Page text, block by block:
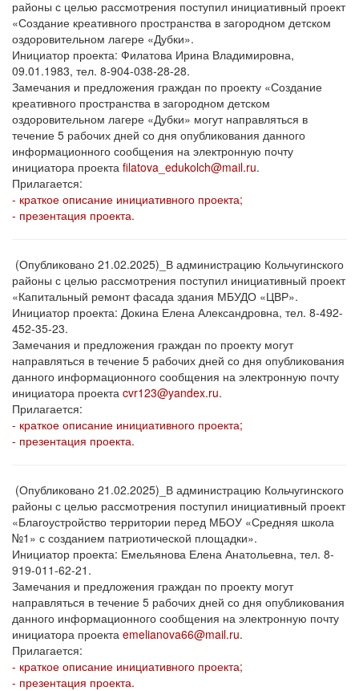
районы с целью рассмотрения поступил инициативный проект
«Создание креативного пространства в загородном детском
оздоровительном лагере «Дубки».
Инициатор проекта: Филатова Ирина Владимировна,
09.01.1983, тел. 8-904-038-28-28.
Замечания и предложения граждан по проекту «Создание
креативного пространства в загородном детском
оздоровительном лагере «Дубки» могут направляться в
течение 5 рабочих дней со дня опубликования данного
информационного сообщения на электронную почту
инициатора проекта filatova_edukolch@mail.ru.
Прилагается:
- краткое описание инициативного проекта;
- презентация проекта.
(Опубликовано 21.02.2025)_В администрацию Кольчугинского
районы с целью рассмотрения поступил инициативный проект
«Капитальный ремонт фасада здания МБУДО «ЦВР».
Инициатор проекта: Докина Елена Александровна, тел. 8-492-
452-35-23.
Замечания и предложения граждан по проекту могут
направляться в течение 5 рабочих дней со дня опубликования
данного информационного сообщения на электронную почту
инициатора проекта cvr123@yandex.ru.
Прилагается:
- краткое описание инициативного проекта;
- презентация проекта.
(Опубликовано 21.02.2025)_В администрацию Кольчугинского
районы с целью рассмотрения поступил инициативный проект
«Благоустройство территории перед МБОУ «Средняя школа
№1» с созданием патриотической площадки».
Инициатор проекта: Емельянова Елена Анатольевна, тел. 8-
919-011-62-21.
Замечания и предложения граждан по проекту могут
направляться в течение 5 рабочих дней со дня опубликования
данного информационного сообщения на электронную почту
инициатора проекта emelianova66@mail.ru.
Прилагается:
- краткое описание инициативного проекта;
- презентация проекта.